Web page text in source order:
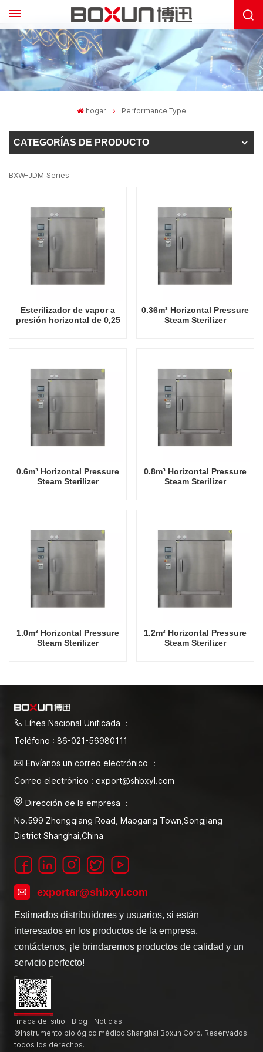
hogar Performance Type
CATEGORÍAS DE PRODUCTO
BXW-JDM Series
Esterilizador de vapor a
presión horizontal de 0,25
0.36m³ Horizontal Pressure
Steam Sterilizer
0.6m³ Horizontal Pressure
Steam Sterilizer
0.8m³ Horizontal Pressure
Steam Sterilizer
1.0m³ Horizontal Pressure
Steam Sterilizer
1.2m³ Horizontal Pressure
Steam Sterilizer
Línea Nacional Unificada ：
Teléfono : 86-021-56980111
Envíanos un correo electrónico ：
Correo electrónico : export@shbxyl.com
Dirección de la empresa ：
No.599 Zhongqiang Road, Maogang Town,Songjiang
District Shanghai,China
exportar@shbxyl.com
Estimados distribuidores y usuarios, si están
interesados en los productos de la empresa,
contáctenos, ¡le brindaremos productos de calidad y un
servicio perfecto!
mapa del sitio Blog
Noticias
©Instrumento biológico médico Shanghai Boxun Corp. Reservados
todos los derechos.